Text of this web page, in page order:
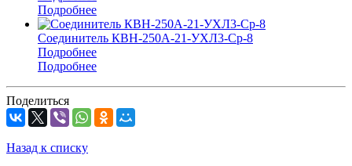
Подробнее
Соединитель КВН-250А-21-УХЛ3-Ср-8
Подробнее
Подробнее
Поделиться
Назад к списку